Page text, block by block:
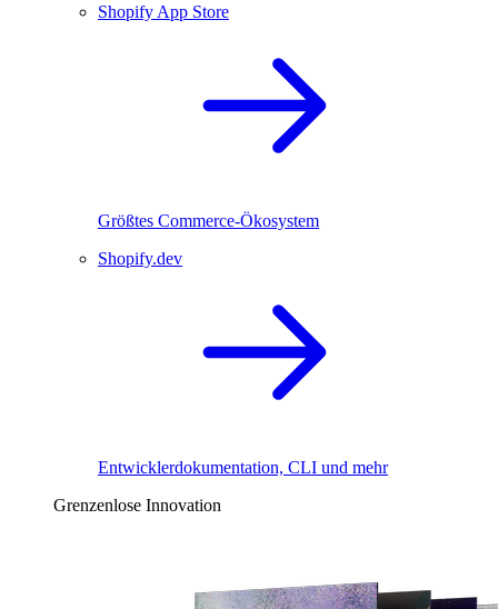
Shopify App Store
Größtes Commerce-Ökosystem
Shopify.dev
Entwicklerdokumentation, CLI und mehr
Grenzenlose Innovation